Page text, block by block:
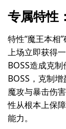
专属特性
特性“魔王本相
上场立即获得
BOSS造成克
BOSS，克制
魔攻与暴击伤
性从根本上保
能力。